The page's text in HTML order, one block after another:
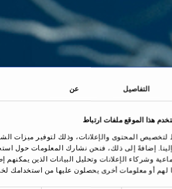
التفاصيل عن
هذا الموقع ملفات ارتباط
المحتوى والإعلانات، وذلك لتوفير ميزات
إلينا. إضافةً إلى ذلك، فنحن نشارك المعلومات حول
وشركاء الإعلانات وتحليل البيانات الذين يمكنهم
لهم أو معلومات أخرى يحصلون عليها من استخدامك
العلاجات والأمراض ورم دبقي